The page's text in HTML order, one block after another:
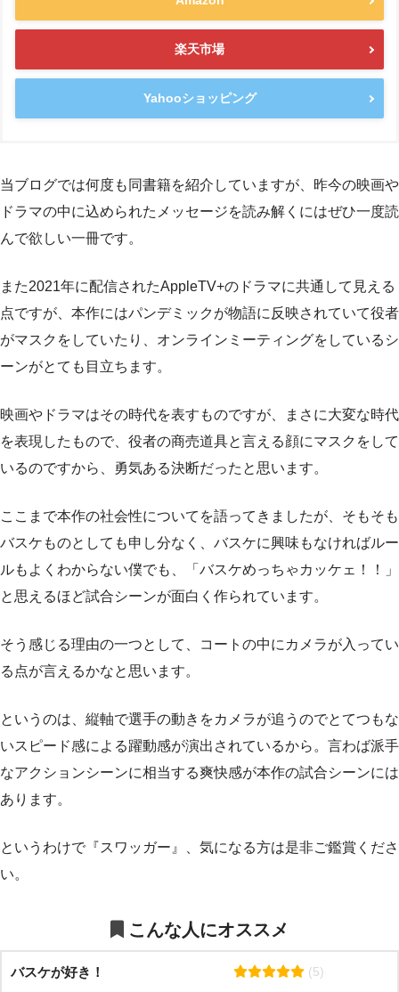
楽天市場
Yahooショッピング
当ブログでは何度も同書籍を紹介していますが、昨今の映画や
ドラマの中に込められたメッセージを読み解くにはぜひ一度読
んで欲しい一冊です。
また2021年に配信されたAppleTV+のドラマに共通して見える
点ですが、本作にはパンデミックが物語に反映されていて役者
がマスクをしていたり、オンラインミーティングをしているシ
ーンがとても目立ちます。
映画やドラマはその時代を表すものですが、まさに大変な時代
を表現したもので、役者の商売道具と言える顔にマスクをして
いるのですから、勇気ある決断だったと思います。
ここまで本作の社会性についてを語ってきましたが、そもそも
バスケものとしても申し分なく、バスケに興味もなければルー
ルもよくわからない僕でも、「バスケめっちゃカッケェ！！」
と思えるほど試合シーンが面白く作られています。
そう感じる理由の一つとして、コートの中にカメラが入ってい
る点が言えるかなと思います。
というのは、縦軸で選手の動きをカメラが追うのでとてつもな
いスピード感による躍動感が演出されているから。言わば派手
なアクションシーンに相当する爽快感が本作の試合シーンには
あります。
というわけで『スワッガー』、気になる方は是非ご鑑賞くださ
い。
こんな人にオススメ
バスケが好き！ (5)